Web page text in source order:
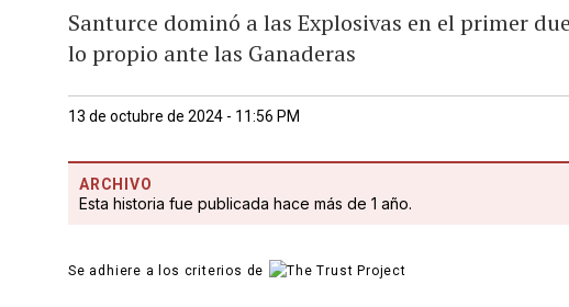
Santurce dominó a las Explosivas en el primer
lo propio ante las Ganaderas
13 de octubre de 2024 - 11:56 PM
ARCHIVO
Esta historia fue publicada hace más de 1 año.
Se adhiere a los criterios de